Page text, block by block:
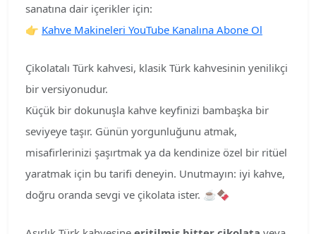
sanatına dair içerikler için:
👉 Kahve Makineleri YouTube Kanalına Abone Ol
Çikolatalı Türk kahvesi, klasik Türk kahvesinin yenilikçi
bir versiyonudur.
Küçük bir dokunuşla kahve keyfinizi bambaşka bir
seviyeye taşır. Günün yorgunluğunu atmak,
misafirlerinizi şaşırtmak ya da kendinize özel bir ritüel
yaratmak için bu tarifi deneyin. Unutmayın: iyi kahve,
doğru oranda sevgi ve çikolata ister. ☕🍫